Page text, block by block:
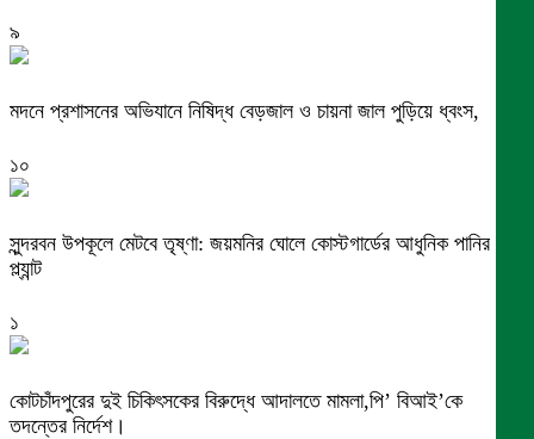
৯
মদনে প্রশাসনের অভিযানে নিষিদ্ধ বেড়জাল ও চায়না জাল পুড়িয়ে ধ্বংস,
১০
সুন্দরবন উপকূলে মেটবে তৃষ্ণা: জয়মনির ঘোলে কোস্টগার্ডের আধুনিক পানির
প্ল্যান্ট
১
কোটচাঁদপুরের দুই চিকিৎসকের বিরুদ্ধে আদালতে মামলা,পি’ বিআই’কে
তদন্তের নির্দেশ।